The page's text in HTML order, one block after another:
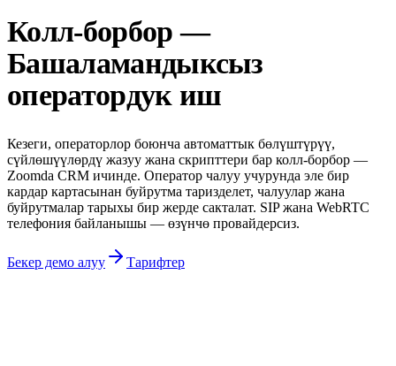
Колл-борбор —
Башаламандыксыз
оператордук иш
Кезеги, операторлор боюнча автоматтык бөлүштүрүү,
сүйлөшүүлөрдү жазуу жана скрипттери бар колл-борбор —
Zoomda CRM ичинде. Оператор чалуу учурунда эле бир
кардар картасынан буйрутма таризделет, чалуулар жана
буйрутмалар тарыхы бир жерде сакталат. SIP жана WebRTC
телефония байланышы — өзүнчө провайдерсиз.
Бекер демо алуу Тарифтер